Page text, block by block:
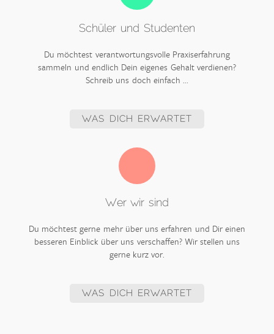
Schüler und Studenten
Du möchtest verantwortungsvolle Praxiserfahrung
sammeln und endlich Dein eigenes Gehalt verdienen?
Schreib uns doch einfach ...
WAS DICH ERWARTET
Wer wir sind
Du möchtest gerne mehr über uns erfahren und Dir einen
besseren Einblick über uns verschaffen? Wir stellen uns
gerne kurz vor.
WAS DICH ERWARTET